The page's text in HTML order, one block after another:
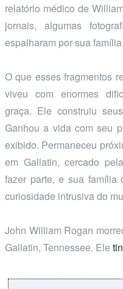
relatório médico de
jornais, algumas
espalharam por sua
O que esses fragmentos
viveu com enormes
graça. Ele construiu
Ganhou a vida com seu
exibido. Permaneceu
em Gallatin, cercado
fazer parte, e sua família
curiosidade intrusiva do
John William Rogan
Gallatin, Tennessee. Ele